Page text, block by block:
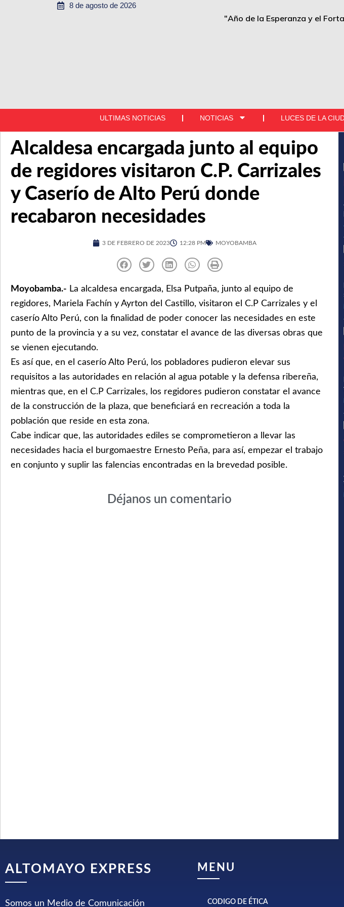
8 de agosto de 2026
"Año de la Esperanza y el
ULTIMAS NOTICIAS NOTICIAS LUCES DE LA
Alcaldesa encargada junto al equipo
de regidores visitaron C.P. Carrizales
y Caserío de Alto Perú donde
recabaron necesidades
3 DE FEBRERO DE 2023 12:28 PM MOYOBAMBA
Moyobamba.- La alcaldesa encargada, Elsa Putpaña, junto al equipo de
regidores, Mariela Fachín y Ayrton del Castillo, visitaron el C.P Carrizales y el
caserío Alto Perú, con la finalidad de poder conocer las necesidades en este
punto de la provincia y a su vez, constatar el avance de las diversas obras que
se vienen ejecutando.
Es así que, en el caserío Alto Perú, los pobladores pudieron elevar sus
requisitos a las autoridades en relación al agua potable y la defensa ribereña,
mientras que, en el C.P Carrizales, los regidores pudieron constatar el avance
de la construcción de la plaza, que beneficiará en recreación a toda la
población que reside en esta zona.
Cabe indicar que, las autoridades ediles se comprometieron a llevar las
necesidades hacia el burgomaestre Ernesto Peña, para así, empezar el trabajo
en conjunto y suplir las falencias encontradas en la brevedad posible.
Déjanos un comentario
ALTOMAYO EXPRESS
Somos un Medio de Comunicación
MENU
CODIGO DE ÉTICA